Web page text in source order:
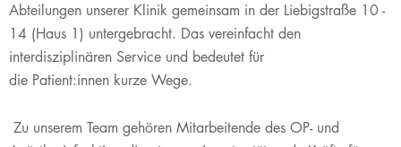
Abteilungen unserer Klinik gemeinsam in der Liebigstraße 10 -
14 (Haus 1) untergebracht. Das vereinfacht den
interdisziplinären Service und bedeutet für
die Patient:innen kurze Wege.
Zu unserem Team gehören Mitarbeitende des OP- und